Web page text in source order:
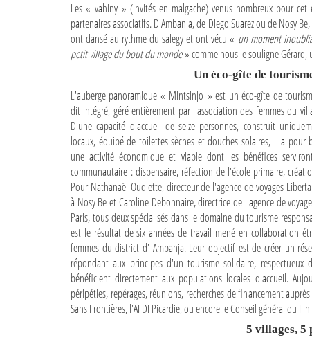
Les « vahiny » (invités en malgache) venus nombreux pour
partenaires associatifs. D'Ambanja, de Diego Suarez ou de Nosy
ont dansé au rythme du salegy et ont vécu « un moment
petit village du bout du monde» comme nous le souligne Gérard,
Un éco-gîte de
L'auberge panoramique « Mintsinjo » est un éco-gîte de
dit intégré, géré entièrement par l'association des femmes du
D'une capacité d'accueil de seize personnes, construit
locaux, équipé de toilettes sèches et douches solaires, il a pour
une activité économique et viable dont les bénéfices
communautaire : dispensaire, réfection de l'école primaire,
Pour Nathanaël Oudiette, directeur de l'agence de voyages
à Nosy Be et Caroline Debonnaire, directrice de l'agence de
Paris, tous deux spécialisés dans le domaine du tourisme
est le résultat de six années de travail mené en collaboration
femmes du district d' Ambanja. Leur objectif est de créer un
répondant aux principes d'un tourisme solidaire,
bénéficient directement aux populations locales d'accueil.
péripéties, repérages, réunions, recherches de financement
Sans Frontières, l'AFDI Picardie, ou encore le Conseil général du
5 villages, 5